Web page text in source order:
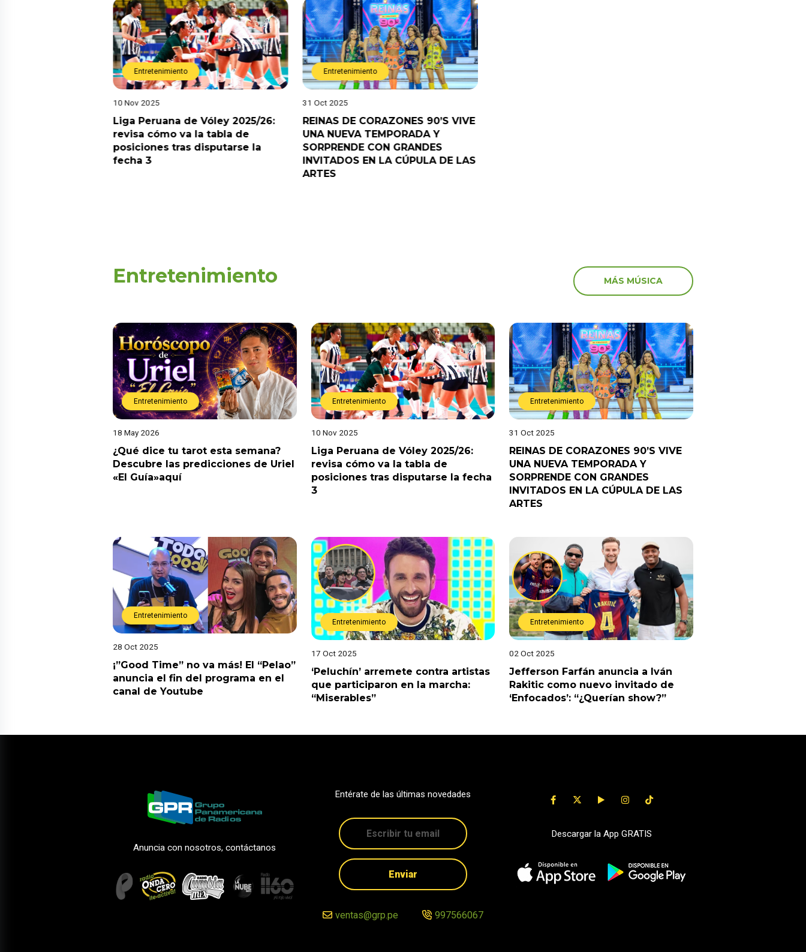
Entretenimiento
10 Nov 2025
Liga Peruana de Vóley 2025/26:
revisa cómo va la tabla de
posiciones tras disputarse la
fecha 3
Entretenimiento
31 Oct 2025
REINAS DE CORAZONES 90’S VIVE
UNA NUEVA TEMPORADA Y
SORPRENDE CON GRANDES
INVITADOS EN LA CÚPULA DE LAS
ARTES
Entretenimiento MÁS MÚSICA
Entretenimiento
18 May 2026
¿Qué dice tu tarot esta semana?
Descubre las predicciones de Uriel
«El Guía»aquí
Entretenimiento
10 Nov 2025
Liga Peruana de Vóley 2025/26:
revisa cómo va la tabla de
posiciones tras disputarse la fecha
3
Entretenimiento
31 Oct 2025
REINAS DE CORAZONES 90’S VIVE
UNA NUEVA TEMPORADA Y
SORPRENDE CON GRANDES
INVITADOS EN LA CÚPULA DE LAS
ARTES
Entretenimiento
28 Oct 2025
¡”Good Time” no va más! El “Pelao”
anuncia el fin del programa en el
canal de Youtube
Entretenimiento
17 Oct 2025
‘Peluchín’ arremete contra artistas
que participaron en la marcha:
“Miserables”
Entretenimiento
02 Oct 2025
Jefferson Farfán anuncia a Iván
Rakitic como nuevo invitado de
‘Enfocados’: “¿Querían show?”
Anuncia con nosotros, contáctanos
Entérate de las últimas novedades
Enviar
ventas@grp.pe 997566067
Descargar la App GRATIS